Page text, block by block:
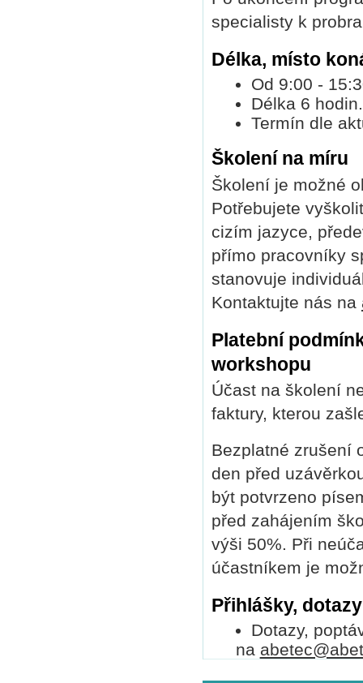
specialisty k
Délka, místo
Od 9:00 -
Délka 6 hodin.
Termín dle
Školení na míru
Školení je možné
Potřebujete
cizím jazyce,
přímo pracovníky
stanovuje
Kontaktujte nás na
Platební
workshopu
Účast na školení
faktury, kterou
Bezplatné zrušení
den před
být potvrzeno
před zahájením
výši 50%. Při
účastníkem je
Přihlášky,
Dotazy,
na